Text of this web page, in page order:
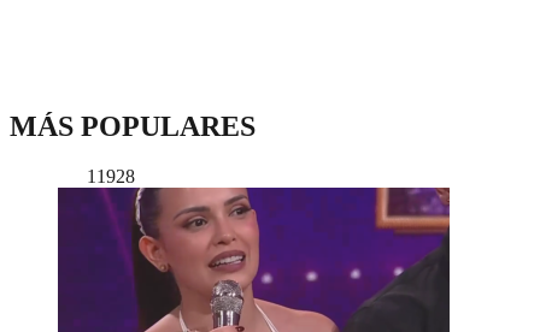
MÁS POPULARES
11928